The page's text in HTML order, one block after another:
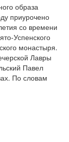
образа
приурочено
со времени
Успенского
монастыря.
Лавры
Павел
По словам